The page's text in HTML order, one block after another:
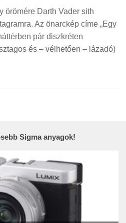
örömére Darth Vader sith
Az önarckép címe „Egy
pár diszkréten
és – vélhetően – lázadó)
Sigma anyagok!